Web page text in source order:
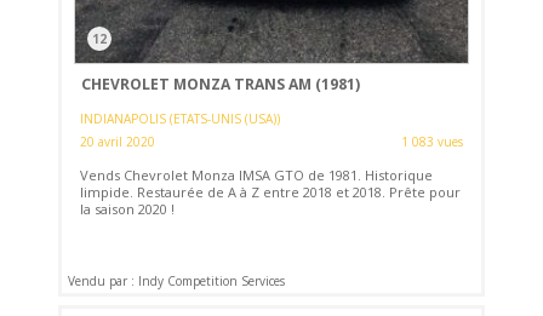
12
CHEVROLET MONZA TRANS AM (1981)
INDIANAPOLIS (ETATS-UNIS (USA))
20 avril 2020
1 083 vues
Vends Chevrolet Monza IMSA GTO de 1981. Historique
limpide. Restaurée de A à Z entre 2018 et 2018. Prête pour
la saison 2020 !
Vendu par : Indy Competition Services